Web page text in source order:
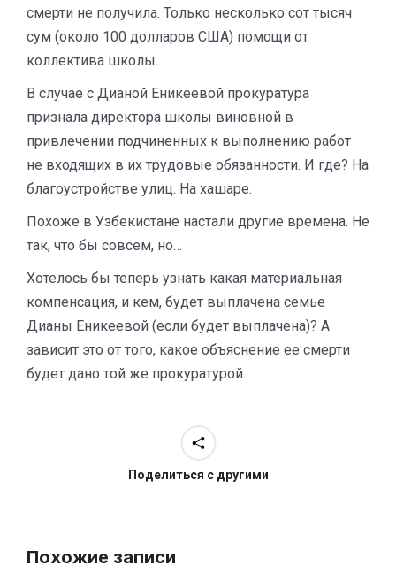
смерти не получила. Только несколько сот тысяч
сум (около 100 долларов США) помощи от
коллектива школы.
В случае с Дианой Еникеевой прокуратура
признала директора школы виновной в
привлечении подчиненных к выполнению работ
не входящих в их трудовые обязанности. И где? На
благоустройстве улиц. На хашаре.
Похоже в Узбекистане настали другие времена. Не
так, что бы совсем, но…
Хотелось бы теперь узнать какая материальная
компенсация, и кем, будет выплачена семье
Дианы Еникеевой (если будет выплачена)? А
зависит это от того, какое объяснение ее смерти
будет дано той же прокуратурой.
Поделиться с другими
Похожие записи